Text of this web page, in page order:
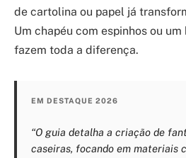
de cartolina ou papel já
Um chapéu com espinhos ou
fazem toda a diferença.
EM DESTAQUE 2026
“O guia detalha a criação de
caseiras, focando em materiais